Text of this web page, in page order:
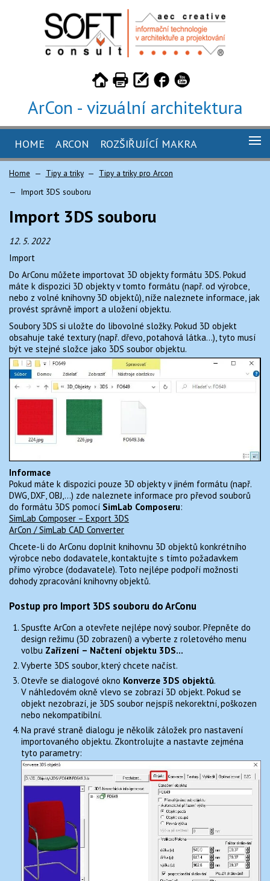
ArCon - vizuální architektura
HOME ARCON
ARCON 26
ARCON 26 - TRIAL
ROZŠIŘUJÍCÍ MAKRA
KUCHYŇ 4.5 PRO ARCON
CABINET 2.2 PRO ARCON
MONUMENTO 1.2 PRO ARCON
GALERIE
TIPY A TRIKY
KONTAKT
Home Tipy a triky
Tipy a triky pro Arcon
Import 3DS souboru
Import 3DS souboru
12. 5. 2022
Import
Do ArConu můžete importovat 3D objekty formátu 3DS. Pokud
máte k dispozici 3D objekty v tomto formátu (např. od výrobce,
nebo z volné knihovny 3D objektů), níže naleznete informace, jak
provést správně import a uložení objektu.
Soubory 3DS si uložte do libovolné složky. Pokud 3D objekt
obsahuje také textury (např. dřevo, potahová látka…), tyto musí
být ve stejné složce jako 3DS soubor objektu.
Informace
Pokud máte k dispozici pouze 3D objekty v jiném formátu (např.
DWG, DXF, OBJ,…) zde naleznete informace pro převod souborů
do formátu 3DS pomocí SimLab Composeru:
SimLab Composer – Export 3DS
ArCon / SimLab CAD Converter
Chcete-li do ArConu doplnit knihovnu 3D objektů konkrétního
výrobce nebo dodavatele, kontaktujte s tímto požadavkem
přímo výrobce (dodavatele). Toto nejlépe podpoří možnosti
dohody zpracování knihovny objektů.
Postup pro Import 3DS souboru do ArConu
Spusťte ArCon a otevřete nejlépe nový soubor. Přepněte do
design režimu (3D zobrazení) a vyberte z roletového menu
volbu Zařízení – Načtení objektu 3DS…
Vyberte 3DS soubor, který chcete načíst.
Otevře se dialogové okno Konverze 3DS objektů.
V náhledovém okně vlevo se zobrazí 3D objekt. Pokud se
objekt nezobrazí, je 3DS soubor nejspíš nekorektní, poškozen
nebo nekompatibilní.
Na pravé straně dialogu je několik záložek pro nastavení
importovaného objektu. Zkontrolujte a nastavte zejména
tyto parametry: